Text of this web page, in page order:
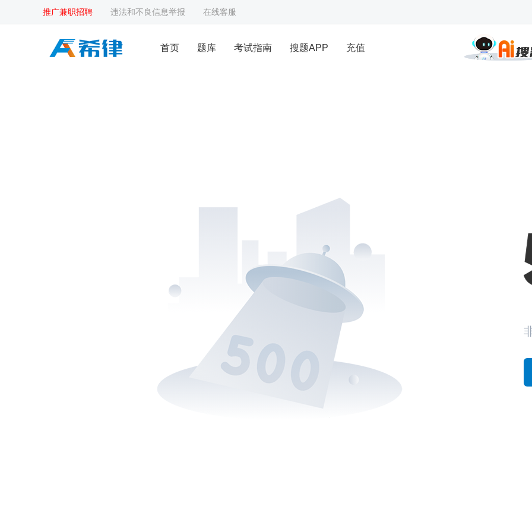
推广兼职招聘 违法和不良信息举报 在线客服
首页 题库 考试指南 搜题APP 充值